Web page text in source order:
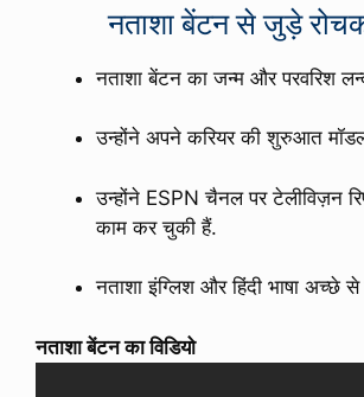
नताशा बेंटन से जुड़े
नताशा बेंटन का जन्म और परवरिश
उन्होंने अपने करियर की शुरुआत
उन्होंने ESPN चैनल पर टेलीविज़न
काम कर चुकी हैं.
नताशा इंग्लिश और हिंदी भाषा अच्छे
नताशा बेंटन का विडियो